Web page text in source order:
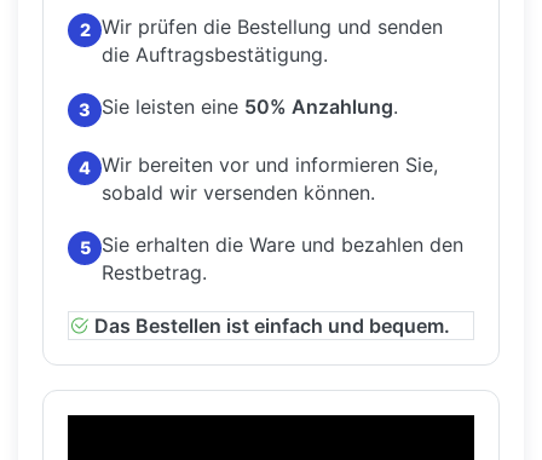
2 Wir prüfen die Bestellung und senden
die Auftragsbestätigung.
3 Sie leisten eine 50% Anzahlung.
4 Wir bereiten vor und informieren Sie,
sobald wir versenden können.
5
Sie erhalten die Ware und bezahlen den
Restbetrag.
Das Bestellen ist einfach und bequem.